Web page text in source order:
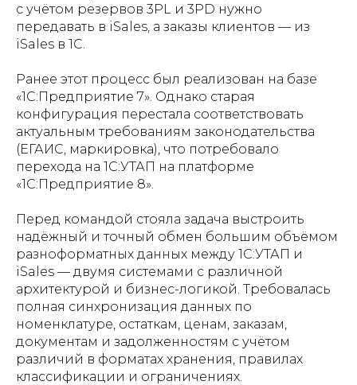
с учётом резервов 3PL и 3PD нужно
передавать в iSales, а заказы клиентов — из
iSales в 1С.
Ранее этот процесс был реализован на базе
«1С:Предприятие 7». Однако старая
конфигурация перестала соответствовать
актуальным требованиям законодательства
(ЕГАИС, маркировка), что потребовало
перехода на 1С:УТАП на платформе
«1С:Предприятие 8».
Перед командой стояла задача выстроить
надёжный и точный обмен большим объёмом
разноформатных данных между 1С:УТАП и
iSales — двумя системами с различной
архитектурой и бизнес-логикой. Требовалась
полная синхронизация данных по
номенклатуре, остаткам, ценам, заказам,
документам и задолженностям с учётом
различий в форматах хранения, правилах
классификации и ограничениях.